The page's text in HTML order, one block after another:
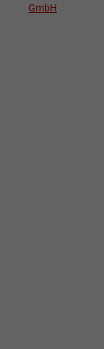
GmbH